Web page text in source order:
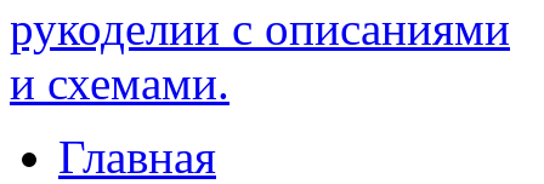
Главная